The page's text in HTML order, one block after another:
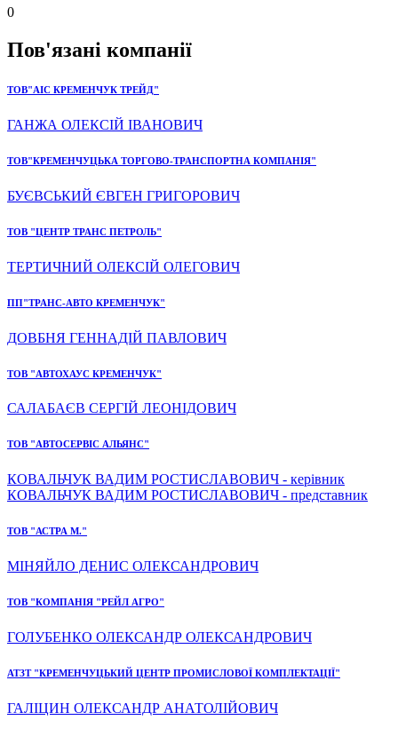
0
Пов'язані компанії
ТОВ"АІС КРЕМЕНЧУК ТРЕЙД"
ГАНЖА ОЛЕКСІЙ ІВАНОВИЧ
ТОВ"КРЕМЕНЧУЦЬКА ТОРГОВО-ТРАНСПОРТНА КОМПАНІЯ"
БУЄВСЬКИЙ ЄВГЕН ГРИГОРОВИЧ
ТОВ "ЦЕНТР ТРАНС ПЕТРОЛЬ"
ТЕРТИЧНИЙ ОЛЕКСІЙ ОЛЕГОВИЧ
ПП"ТРАНС-АВТО КРЕМЕНЧУК"
ДОВБНЯ ГЕННАДІЙ ПАВЛОВИЧ
ТОВ "АВТОХАУС КРЕМЕНЧУК"
САЛАБАЄВ СЕРГІЙ ЛЕОНІДОВИЧ
ТОВ "АВТОСЕРВІС АЛЬЯНС"
КОВАЛЬЧУК ВАДИМ РОСТИСЛАВОВИЧ - керівник
КОВАЛЬЧУК ВАДИМ РОСТИСЛАВОВИЧ - представник
ТОВ "АСТРА М."
МІНЯЙЛО ДЕНИС ОЛЕКСАНДРОВИЧ
ТОВ "КОМПАНІЯ "РЕЙЛ АГРО"
ГОЛУБЕНКО ОЛЕКСАНДР ОЛЕКСАНДРОВИЧ
АТЗТ "КРЕМЕНЧУЦЬКИЙ ЦЕНТР ПРОМИСЛОВОЇ КОМПЛЕКТАЦІЇ"
ГАЛІЦИН ОЛЕКСАНДР АНАТОЛІЙОВИЧ